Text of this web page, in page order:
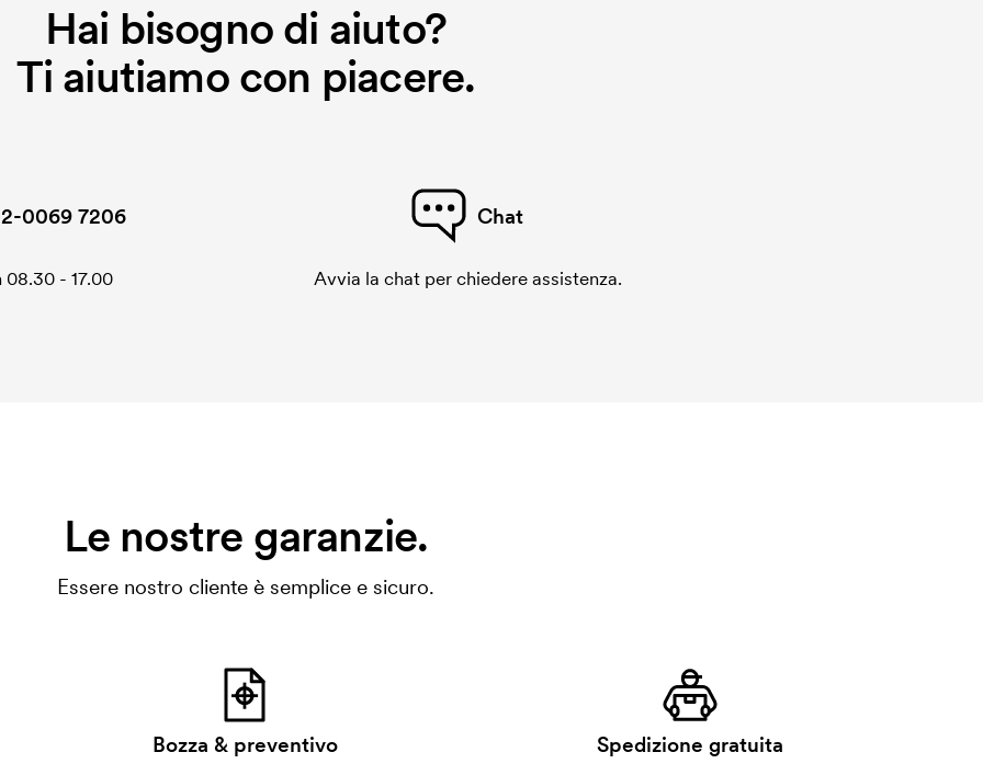
Hai bisogno di aiuto?
Ti aiutiamo con piacere.
0069 7206
08.30 - 17.00
Chat
Avvia la chat per chiedere assistenza.
Le nostre garanzie.
Essere nostro cliente è semplice e sicuro.
Bozza & preventivo Spedizione gratuita